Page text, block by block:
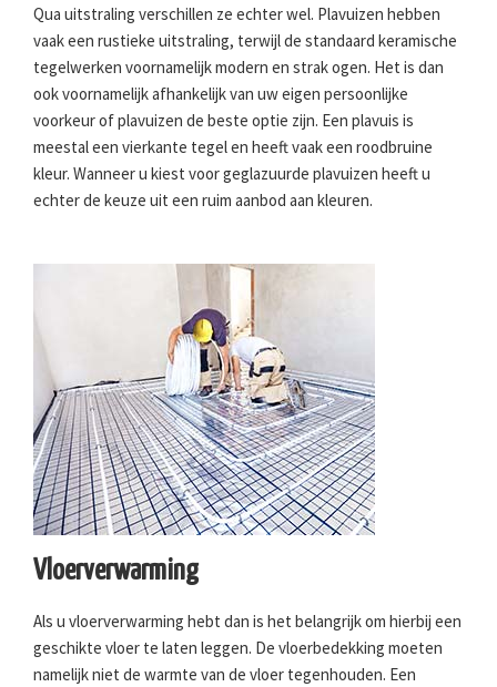
Qua uitstraling verschillen ze echter wel. Plavuizen hebben
vaak een rustieke uitstraling, terwijl de standaard keramische
tegelwerken voornamelijk modern en strak ogen. Het is dan
ook voornamelijk afhankelijk van uw eigen persoonlijke
voorkeur of plavuizen de beste optie zijn. Een plavuis is
meestal een vierkante tegel en heeft vaak een roodbruine
kleur. Wanneer u kiest voor geglazuurde plavuizen heeft u
echter de keuze uit een ruim aanbod aan kleuren.
Vloerverwarming
Als u vloerverwarming hebt dan is het belangrijk om hierbij een
geschikte vloer te laten leggen. De vloerbedekking moeten
namelijk niet de warmte van de vloer tegenhouden. Een